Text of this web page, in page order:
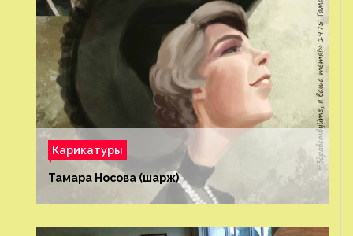
Карикатуры
Тамара Носова (шарж)⁠⁠